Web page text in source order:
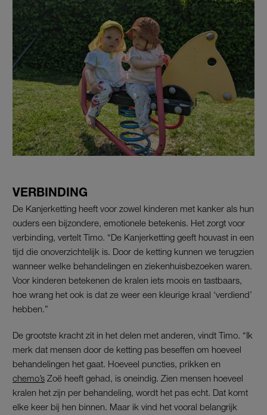
VERBINDING
De Kanjerketting heeft voor zowel kinderen met kanker als hun
ouders een bijzondere, emotionele betekenis. Het zorgt voor
verbinding, vertelt Timo. “De Kanjerketting geeft houvast in een
tijd die onoverzichtelijk is. Door de ketting kunnen we terugzien
wanneer welke behandelingen en ziekenhuisbezoeken waren.
Voor kinderen betekenen de kralen iets moois en tastbaars,
hoe wrang het ook is dat ze weer een kleurige kraal ‘verdiend’
hebben.”
De grootste kracht zit in het delen met anderen, vindt Timo. “Ik
merk dat mensen door de ketting pas beseffen om hoeveel
behandelingen het gaat. Hoeveel puncties, prikken en
chemo’s Zoë heeft gehad, is oneindig. Zien mensen hoeveel
kralen het zijn per behandeling, wordt het pas echt. Dat komt
elke keer bij hen binnen. Maar ik vind het vooral belangrijk